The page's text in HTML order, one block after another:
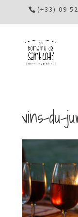
(+33) 09
vins-du-